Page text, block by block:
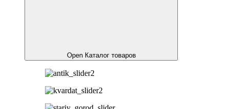
Open Каталог товаров